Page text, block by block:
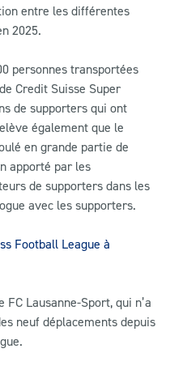
entre les différentes
2025.
personnes transportées
Credit Suisse Super
de supporters qui ont
également que le
en grande partie de
apporté par les
de supporters dans les
avec les supporters.
Football League à
Lausanne-Sport, qui n’a
neuf déplacements depuis